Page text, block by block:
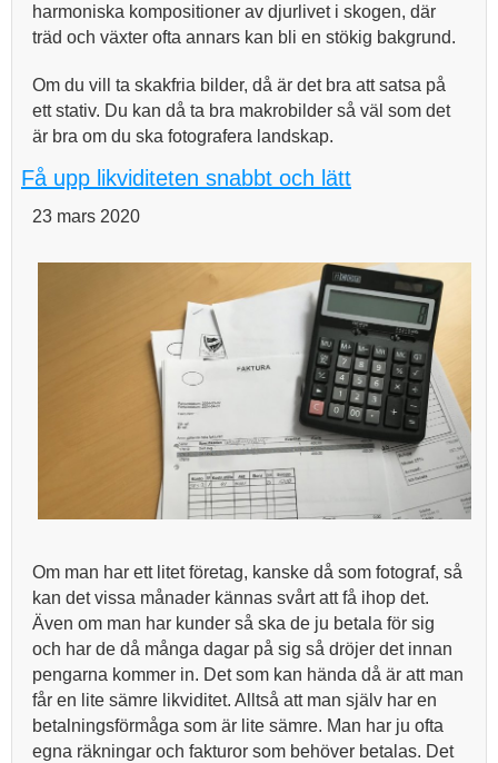
harmoniska kompositioner av djurlivet i skogen, där
träd och växter ofta annars kan bli en stökig bakgrund.
Om du vill ta skakfria bilder, då är det bra att satsa på
ett stativ. Du kan då ta bra makrobilder så väl som det
är bra om du ska fotografera landskap.
Få upp likviditeten snabbt och lätt
23 mars 2020
Om man har ett litet företag, kanske då som fotograf, så
kan det vissa månader kännas svårt att få ihop det.
Även om man har kunder så ska de ju betala för sig
och har de då många dagar på sig så dröjer det innan
pengarna kommer in. Det som kan hända då är att man
får en lite sämre likviditet. Alltså att man själv har en
betalningsförmåga som är lite sämre. Man har ju ofta
egna räkningar och fakturor som behöver betalas. Det